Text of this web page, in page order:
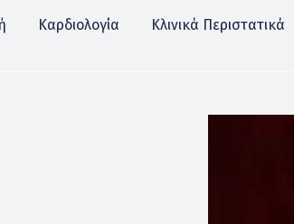
Καρδιολογία Κλινικά Περιστατικά